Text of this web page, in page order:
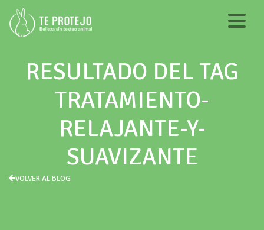
RESULTADO DEL TAG
TRATAMIENTO-
RELAJANTE-Y-
SUAVIZANTE
VOLVER AL BLOG